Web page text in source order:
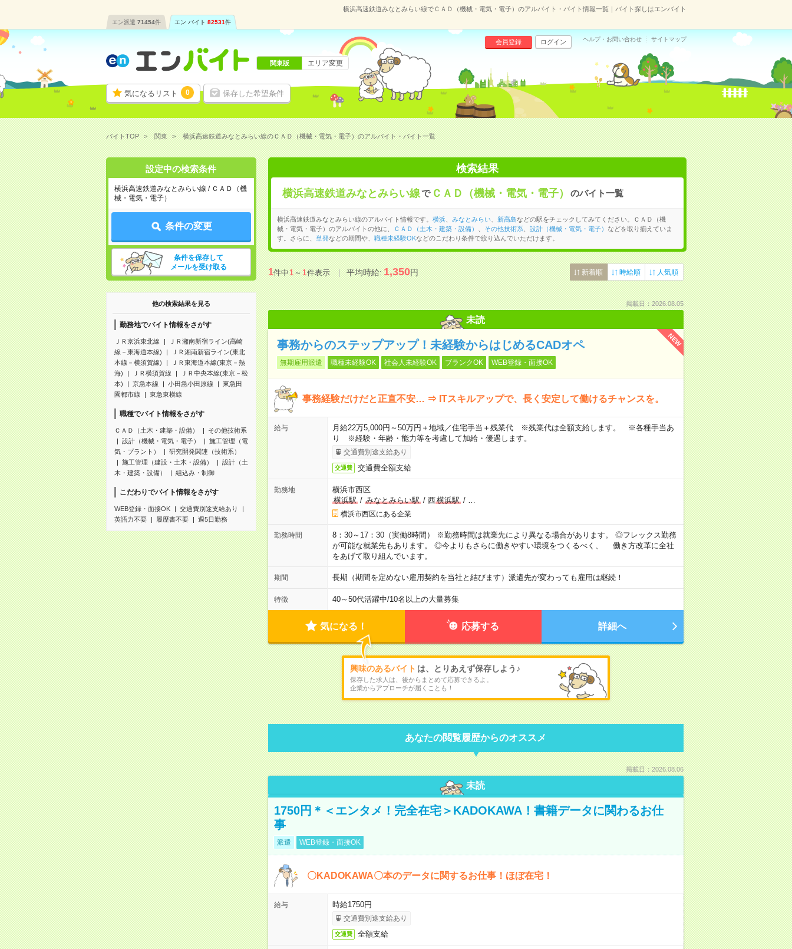
横浜高速鉄道みなとみらい線でＣＡＤ（機械・電気・電子）のアルバイト・バイト情報一覧｜バイト探しはエンバイト
エン派遣 71454件 エン バイト 82531件
気になるリスト 0 保存した希望条件
会員登録 ログイン ヘルプ・お問い合わせ サイトマップ
関東版 エリア変更
バイトTOP 関東 横浜高速鉄道みなとみらい線のＣＡＤ（機械・電気・電子）のアルバイト・バイト一覧
設定中の検索条件
横浜高速鉄道みなとみらい線 / ＣＡＤ（機
械・電気・電子）
条件の変更
条件を保存して
メールを受け取る
他の検索結果を見る
勤務地でバイト情報をさがす
ＪＲ京浜東北線
ＪＲ湘南新宿ライン(高崎
線－東海道本線)
ＪＲ湘南新宿ライン(東北
本線－横須賀線)
ＪＲ東海道本線(東京－熱
海)
ＪＲ横須賀線
ＪＲ中央本線(東京－松
本)
京急本線 小田急小田原線
東急田
園都市線
東急東横線
職種でバイト情報をさがす
ＣＡＤ（土木・建築・設備）
その他技術系
設計（機械・電気・電子）
施工管理（電
気・プラント）
研究開発関連（技術系）
施工管理（建設・土木・設備）
設計（土
木・建築・設備）
組込み・制御
こだわりでバイト情報をさがす
WEB登録・面接OK
交通費別途支給あり
英語力不要
履歴書不要 週5日勤務
検索結果
横浜高速鉄道みなとみらい線で ＣＡＤ（機械・電気・電子） のバイト一覧
横浜高速鉄道みなとみらい線のアルバイト情報です。 横浜、 みなとみらい、 新高島などの駅をチェックしてみてください。ＣＡＤ（機
械・電気・電子）のアルバイトの他に、
ＣＡＤ（土木・建築・設備） その他技術系 設計（機械・電気・電子） などを取り揃えていま
す。さらに、
単発などの期間や、 職種未経験OKなどのこだわり条件で絞り込んでいただけます。
1件中1～1件表示 平均時給:1,350円 新着順 時給順 人気順
掲載日：2026.08.05
未読
NEW
事務からのステップアップ！未経験からはじめるCADオペ
無期雇用派遣 職種未経験OK 社会人未経験OK ブランクOK WEB登録・面接OK
事務経験だけだと正直不安… ⇒ ITスキルアップで、長く安定して働けるチャンスを。
給与
月給22万5,000円～50万円＋地域／住宅手当＋残業代 ※残業代は全額支給します。 ※各種手当あ
り ※経験・年齢・能力等を考慮して加給・優遇します。
交通費別途支給あり
交通費 交通費全額支給
勤務地
横浜市西区
横浜駅/ みなとみらい駅/ 西横浜駅/
横浜市西区にある企業
勤務時間
8：30～17：30（実働8時間） ※勤務時間は就業先により異なる場合があります。 ◎フレックス勤務
が可能な就業先もあります。 ◎今よりもさらに働きやすい環境をつくるべく、 働き方改革に全社
をあげて取り組んでいます。
期間 長期（期間を定めない雇用契約を当社と結びます）派遣先が変わっても雇用は継続！
特徴 40～50代活躍中/10名以上の大量募集
気になる！ 応募する 詳細へ
興味のあるバイト は、とりあえず保存しよう♪
保存した求人は、後からまとめて応募できるよ。
企業からアプローチが届くことも！
あなたの閲覧履歴からのオススメ
掲載日：2026.08.06
未読
1750円＊＜エンタメ！完全在宅＞KADOKAWA！書籍データに関わるお仕
事
派遣 WEB登録・面接OK
〇KADOKAWA〇本のデータに関するお仕事！ほぼ在宅！
給与 時給1750円
交通費別途支給あり
交通費 全額支給